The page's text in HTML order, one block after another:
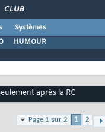
CLUB
Systèmes
HUMOUR
après la RC
Page 1 sur 2 1 2